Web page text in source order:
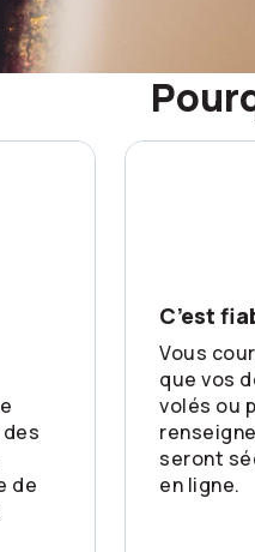
de
C’est
Vous
que vos
volés ou
seront
en ligne.